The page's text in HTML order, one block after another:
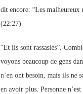
dit encore: “Les malheureux
(22:27)
“Et ils sont rassasiés”.
voyons beaucoup de gens
n’en ont besoin, mais ils ne
en avoir plus. Personne